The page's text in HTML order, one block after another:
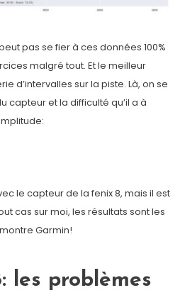
pas se fier à ces données 100%
malgré tout. Et le meilleur
d’intervalles sur la piste. Là, on se
capteur et la difficulté qu’il a à
le capteur de la fenix 8, mais il est
cas sur moi, les résultats sont les
Garmin!
les problèmes